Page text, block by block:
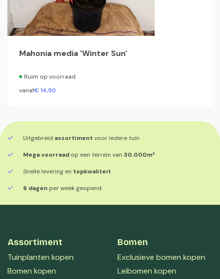
Mahonia media 'Winter Sun'
Ruim op voorraad
vanaf€14,50
Uitgebreid assortiment voor iedere tuin
Mega voorraad op een terrein van 30.000m²
Snelle levering en topkwaliteit
6 dagen per week geopend
Assortiment
Tuinplanten kopen
Bomen kopen
Bomen
Exclusieve bomen kopen
Leibomen kopen